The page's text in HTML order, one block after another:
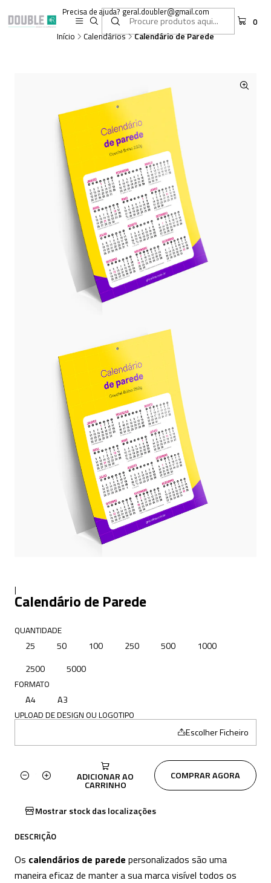
0
Precisa de ajuda? geral.doubler@gmail.com
Início Calendários Calendário de Parede
|
Calendário de Parede
QUANTIDADE
25 50 100 250 500
1000
2500
5000
FORMATO
A4 A3
UPLOAD DE DESIGN OU LOGOTIPO
Escolher Ficheiro
Quantidade ADICIONAR AO
CARRINHO
COMPRAR AGORA
Mostrar stock das localizações
DESCRIÇÃO
Os calendários de parede personalizados são uma
maneira eficaz de manter a sua marca visível todos os